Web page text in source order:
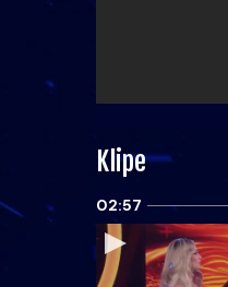
Klipe
02:57